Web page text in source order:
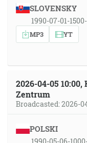
SLOVENSKY
1990-07-01-
MP3 YT
2026-04-05
Zentrum
Broadcasted: 2026-
POLSKI